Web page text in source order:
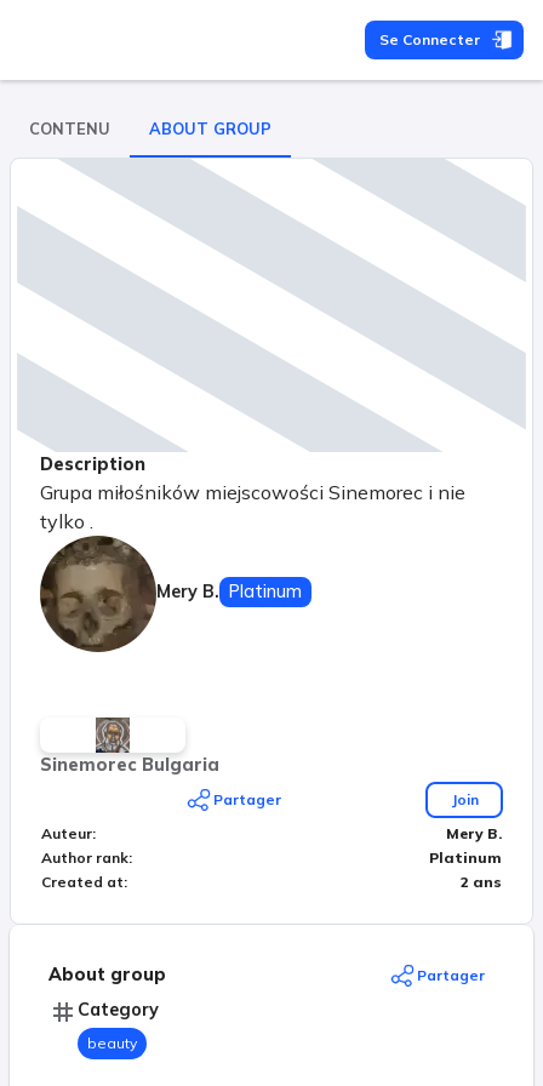
Se Connecter
CONTENU ABOUT GROUP
Description
Grupa miłośników miejscowości Sinemorec i nie
tylko .
Mery B. Platinum
Sinemorec Bulgaria
Partager
Join
Auteur:
Mery B.
Author rank:
Platinum
Created at: 2 ans
About group Partager
Category
beauty